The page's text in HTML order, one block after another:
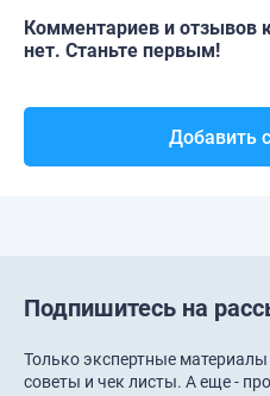
Комментариев и отзывов
нет. Станьте первым!
Добавить
Подпишитесь на
Только экспертные материалы
советы и чек листы. А еще -